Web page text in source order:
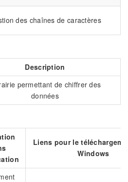
des chaînes de caractères
Description
permettant de chiffrer des
données
Liens pour le
Windows